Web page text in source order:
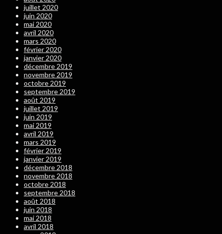
juillet 2020
juin 2020
mai 2020
avril 2020
mars 2020
février 2020
janvier 2020
décembre 2019
novembre 2019
octobre 2019
septembre 2019
août 2019
juillet 2019
juin 2019
mai 2019
avril 2019
mars 2019
février 2019
janvier 2019
décembre 2018
novembre 2018
octobre 2018
septembre 2018
août 2018
juin 2018
mai 2018
avril 2018